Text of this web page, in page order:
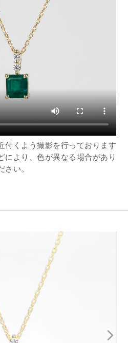
くよう撮影を行っております
により、色が異なる場合があり
さい。